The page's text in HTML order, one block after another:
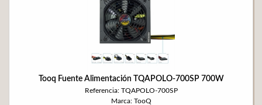
Tooq Fuente Alimentación TQAPOLO-700SP 700W
Referencia: TQAPOLO-700SP
Marca: TooQ